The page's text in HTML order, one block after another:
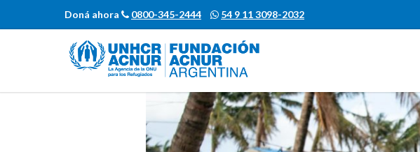
Doná ahora 0800-345-2444 54 9 11 3098-2032